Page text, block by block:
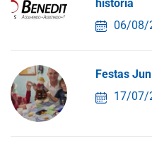
história
06/08/
Festas
17/07/